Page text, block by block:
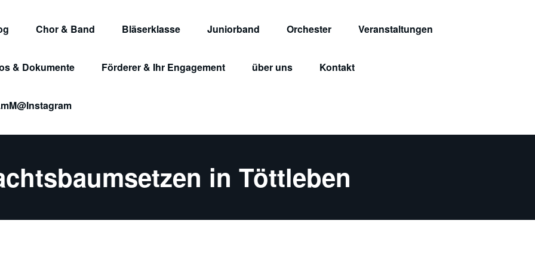
Luise macht Musik e.V.
Chor & Band Bläserklasse Juniorband Orchester Veranstaltungen
& Dokumente Förderer & Ihr Engagement über uns Kontakt
in Töttleben